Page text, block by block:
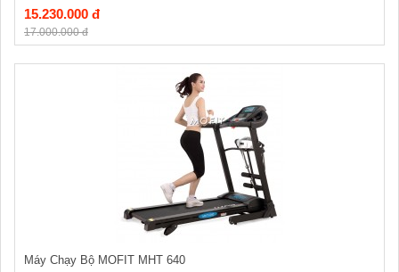
15.230.000 đ
17.000.000 đ
Máy Chạy Bộ MOFIT MHT 640